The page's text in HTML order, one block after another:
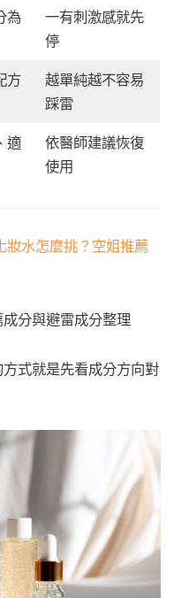
為
一有刺激感就先
停
方
越單純越不容易
踩雷
適
依醫師建議恢復
使用
妝水怎麼挑？空姐推薦
分與避雷成分整理
式就是先看成分方向對